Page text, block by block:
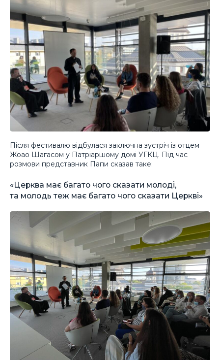
Після фестивалю відбулася заключна зустріч із отцем
Жоао Шагасом у Патріаршому домі УГКЦ. Під час
розмови представник Папи сказав таке:
«Церква має багато чого сказати молоді,
та молодь теж має багато чого сказати Церкві»